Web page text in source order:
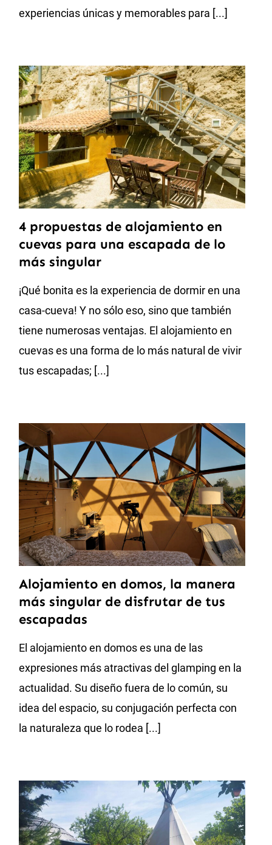
experiencias únicas y memorables para [...]
4 propuestas de alojamiento en
cuevas para una escapada de lo
más singular
¡Qué bonita es la experiencia de dormir en una
casa-cueva! Y no sólo eso, sino que también
tiene numerosas ventajas. El alojamiento en
cuevas es una forma de lo más natural de vivir
tus escapadas; [...]
Alojamiento en domos, la manera
más singular de disfrutar de tus
escapadas
El alojamiento en domos es una de las
expresiones más atractivas del glamping en la
actualidad. Su diseño fuera de lo común, su
idea del espacio, su conjugación perfecta con
la naturaleza que lo rodea [...]